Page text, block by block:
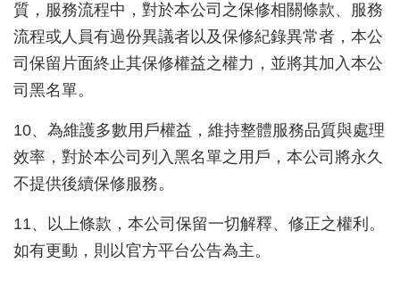
質，服務流程中，對於本公司之保修相關條款、服務
流程或人員有過份異議者以及保修紀錄異常者，本公
司保留片面終止其保修權益之權力，並將其加入本公
司黑名單。
10、為維護多數用戶權益，維持整體服務品質與處理
效率，對於本公司列入黑名單之用戶，本公司將永久
不提供後續保修服務。
11、以上條款，本公司保留一切解釋、修正之權利。
如有更動，則以官方平台公告為主。